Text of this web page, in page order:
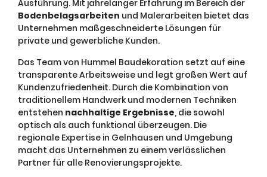
Ausführung. Mit jahrelanger Erfahrung im Bereich der
Bodenbelagsarbeiten und Malerarbeiten bietet das
Unternehmen maßgeschneiderte Lösungen für
private und gewerbliche Kunden.
Das Team von Hummel Baudekoration setzt auf eine
transparente Arbeitsweise und legt großen Wert auf
Kundenzufriedenheit. Durch die Kombination von
traditionellem Handwerk und modernen Techniken
entstehen nachhaltige Ergebnisse, die sowohl
optisch als auch funktional überzeugen. Die
regionale Expertise in Gelnhausen und Umgebung
macht das Unternehmen zu einem verlässlichen
Partner für alle Renovierungsprojekte.